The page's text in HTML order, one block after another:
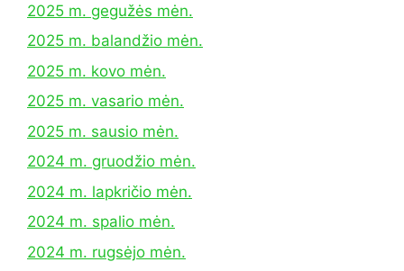
2025 m. gegužės mėn.
2025 m. balandžio mėn.
2025 m. kovo mėn.
2025 m. vasario mėn.
2025 m. sausio mėn.
2024 m. gruodžio mėn.
2024 m. lapkričio mėn.
2024 m. spalio mėn.
2024 m. rugsėjo mėn.